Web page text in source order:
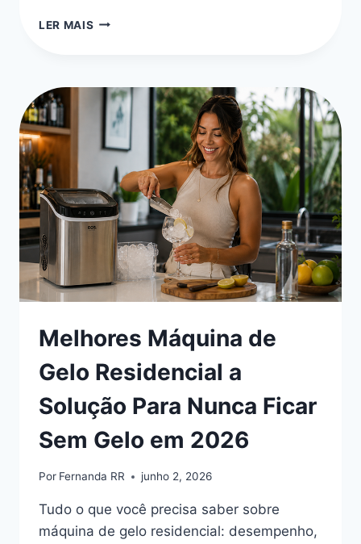
LER MAIS MELHOR
MONDIAL
POR
QUE
ESTÁ
ENTRE
AS
MAIS
VENDIDAS
2026
Melhores Máquina de
Gelo Residencial a
Solução Para Nunca Ficar
Sem Gelo em 2026
Por Fernanda RR junho 2, 2026
Tudo o que você precisa saber sobre
máquina de gelo residencial: desempenho,